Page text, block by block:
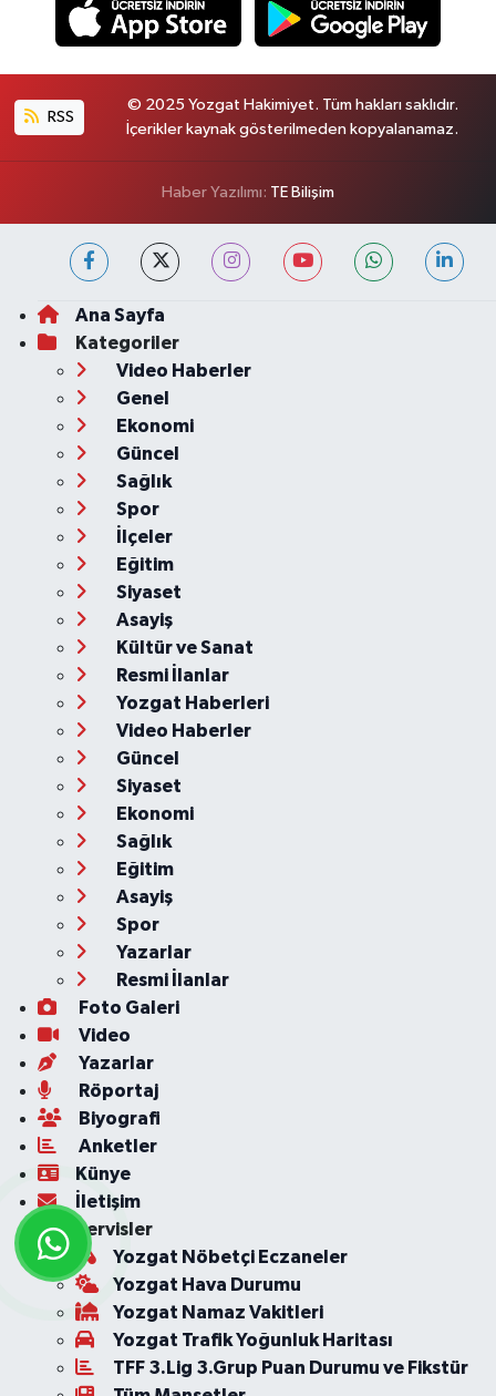
RSS
© 2025 Yozgat Hakimiyet. Tüm hakları saklıdır.
İçerikler kaynak gösterilmeden kopyalanamaz.
Haber Yazılımı: TE Bilişim
Ana Sayfa
Kategoriler
Video Haberler
Genel
Ekonomi
Güncel
Sağlık
Spor
İlçeler
Eğitim
Siyaset
Asayiş
Kültür ve Sanat
Resmi İlanlar
Yozgat Haberleri
Video Haberler
Güncel
Siyaset
Ekonomi
Sağlık
Eğitim
Asayiş
Spor
Yazarlar
Resmi İlanlar
Foto Galeri
Video
Yazarlar
Röportaj
Biyografi
Anketler
Künye
İletişim
Servisler
Yozgat Nöbetçi Eczaneler
Yozgat Hava Durumu
Yozgat Namaz Vakitleri
Yozgat Trafik Yoğunluk Haritası
TFF 3.Lig 3.Grup Puan Durumu ve Fikstür